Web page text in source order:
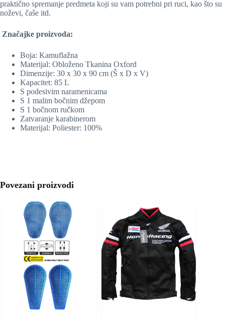
praktično spremanje predmeta koji su vam potrebni pri ruci, kao što su
noževi, čaše itd.
Značajke proizvoda:
Boja: Kamuflažna
Materijal: Obloženo Tkanina Oxford
Dimenzije: 30 x 30 x 90 cm (Š x D x V)
Kapacitet: 85 L
S podesivim naramenicama
S 1 malim bočnim džepom
S 1 bočnom ručkom
Zatvaranje karabinerom
Materijal: Poliester: 100%
Povezani proizvodi